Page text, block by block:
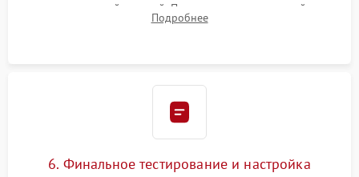
силиконовой смазкой. Проведение программной
декальцинации и очистки системы от кофейных масел.
Подробнее
6. Финальное тестирование и настройка